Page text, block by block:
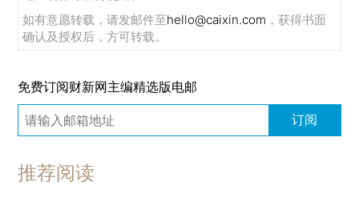
如有意愿转载，请发邮件至hello@caixin.com ，获得书面
确认及授权后，方可转载。
免费订阅财新网主编精选版电邮
订阅
推荐阅读